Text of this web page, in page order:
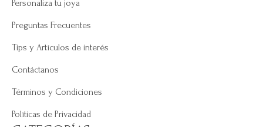
Personaliza tu joya
Preguntas Frecuentes
Tips y Artículos de interés
Contáctanos
Términos y Condiciones
Políticas de Privacidad